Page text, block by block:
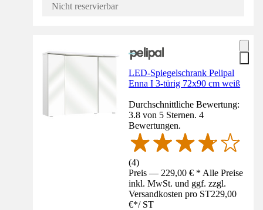
Nicht reservierbar
LED-Spiegelschrank Pelipal
Enna I 3-türig 72x90 cm weiß
Durchschnittliche Bewertung:
3.8 von 5 Sternen. 4
Bewertungen.
(4)
Preis — 229,00 € * Alle Preise
inkl. MwSt. und ggf. zzgl.
Versandkosten pro ST229,00
€*/ ST